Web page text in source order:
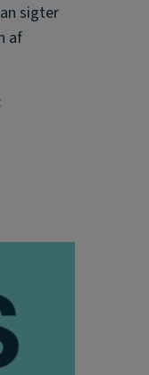
sigter
af